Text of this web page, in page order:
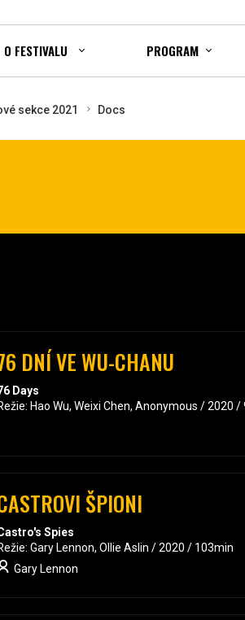
O FESTIVALU PROGRAM
sekce 2021 Docs
DNÍ VE WU-CHANU
Days
Hao Wu, Weixi Chen, Anonymous / 2020 /
ŠPIONI
Spies
Gary Lennon, Ollie Aslin / 2020 / 103min
Gary Lennon